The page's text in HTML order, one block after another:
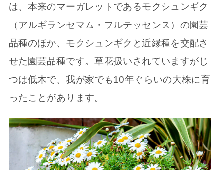
は、本来のマーガレットであるモクシュンギク
（アルギランセマム・フルテッセンス）の園芸
品種のほか、モクシュンギクと近縁種を交配さ
せた園芸品種です。草花扱いされていますがじ
つは低木で、我が家でも10年ぐらいの大株に育
ったことがあります。